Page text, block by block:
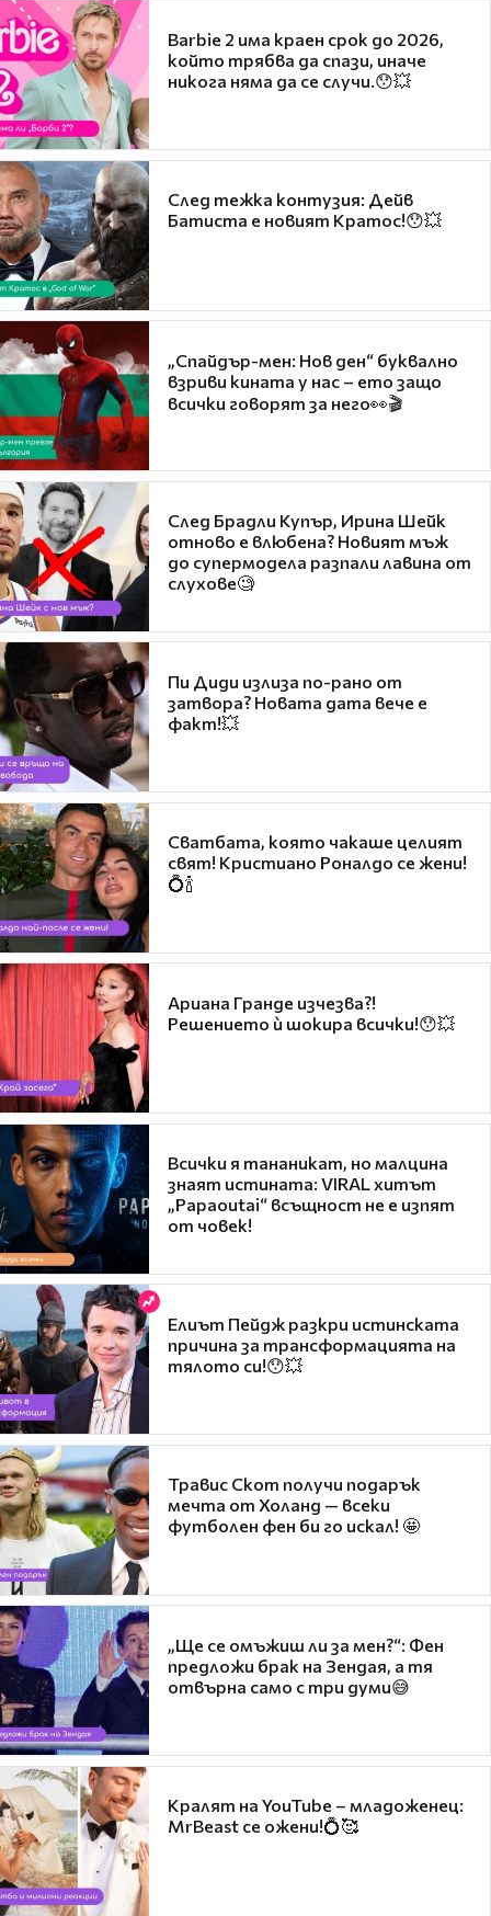
Barbie 2 има краен срок до 2026,
който трябва да спази, иначе
никога няма да се случи.😯💥
След тежка контузия: Дейв
Батиста е новият Кратос!😯💥
„Спайдър-мен: Нов ден“ буквално
взриви кината у нас – ето защо
всички говорят за него👀🎬
След Брадли Купър, Ирина Шейк
отново е влюбена? Новият мъж
до супермодела разпали лавина от
слухове🧐
Пи Диди излиза по-рано от
затвора? Новата дата вече е
факт!💥
Сватбата, която чакаше целият
свят! Кристиано Роналдо се жени!
💍🍾
Ариана Гранде изчезва?!
Решението ѝ шокира всички!😯💥
Всички я тананикат, но малцина
знаят истината: VIRAL хитът
„Papaoutai“ всъщност не е изпят
от човек!
Елиът Пейдж разкри истинската
причина за трансформацията на
тялото си!😯💥
Травис Скот получи подарък
мечта от Холанд — всеки
футболен фен би го искал! 🤩
„Ще се омъжиш ли за мен?“: Фен
предложи брак на Зендая, а тя
отвърна само с три думи😅
Кралят на YouTube – младоженец:
MrBeast се ожени!💍🥰